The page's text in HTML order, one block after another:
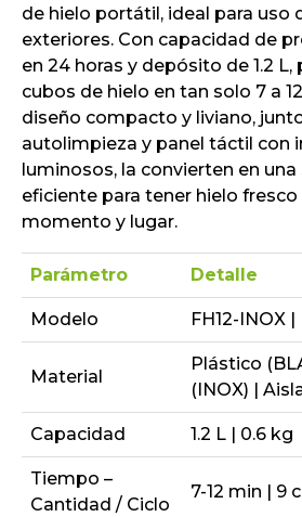
de hielo portátil, ideal para uso
exteriores. Con capacidad de
en 24 horas y depósito de 1.2
cubos de hielo en tan solo 7 a
diseño compacto y liviano,
autolimpieza y panel táctil con
luminosos, la convierten en
eficiente para tener hielo fresco
momento y lugar.
Parámetro Detalle
Modelo FH12-INOX
Material
Plástico
(INOX) |
Capacidad 1.2 L | 0.6 kg
Tiempo –
Cantidad / Ciclo
7-12 min | 9